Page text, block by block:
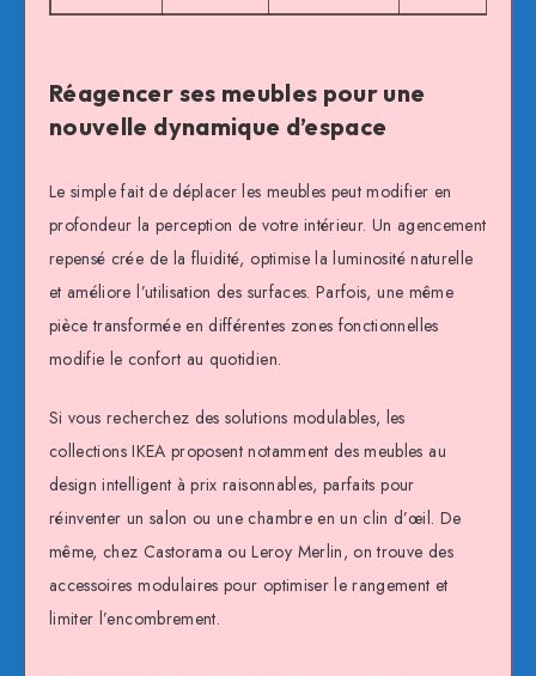
Réagencer ses meubles pour une
nouvelle dynamique d’espace
Le simple fait de déplacer les meubles peut modifier en
profondeur la perception de votre intérieur. Un agencement
repensé crée de la fluidité, optimise la luminosité naturelle
et améliore l’utilisation des surfaces. Parfois, une même
pièce transformée en différentes zones fonctionnelles
modifie le confort au quotidien.
Si vous recherchez des solutions modulables, les
collections IKEA proposent notamment des meubles au
design intelligent à prix raisonnables, parfaits pour
réinventer un salon ou une chambre en un clin d’œil. De
même, chez Castorama ou Leroy Merlin, on trouve des
accessoires modulaires pour optimiser le rangement et
limiter l’encombrement.